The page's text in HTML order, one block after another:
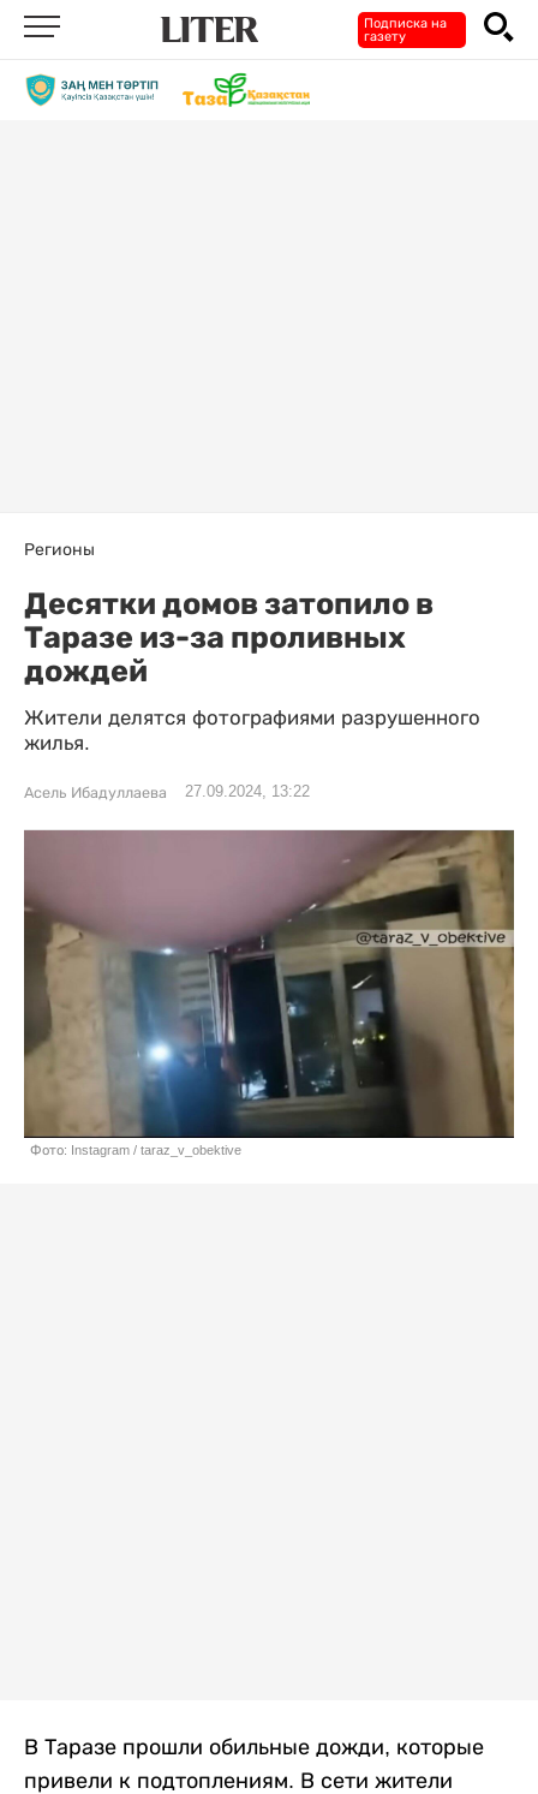
Подписка на
газету
Регионы
Десятки домов затопило в
Таразе из-за проливных
дождей
Жители делятся фотографиями разрушенного
жилья.
Асель Ибадуллаева 27.09.2024, 13:22
Фото: Instagram / taraz_v_obektive
В Таразе прошли обильные дожди, которые
привели к подтоплениям. В сети жители